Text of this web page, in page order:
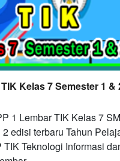
Kelas 7 Semester 1 &
1 Lembar TIK Kelas 7
edisi terbaru Tahun
Teknologi Informasi